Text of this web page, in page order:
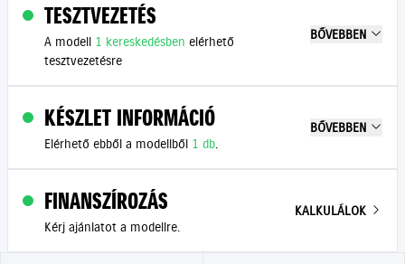
TESZTVEZETÉS
A modell 1 kereskedésben elérhető
tesztvezetésre
BŐVEBBEN
KÉSZLET INFORMÁCIÓ
Elérhető ebből a modellből 1 db.
BŐVEBBEN
FINANSZÍROZÁS
Kérj ajánlatot a modellre.
KALKULÁLOK